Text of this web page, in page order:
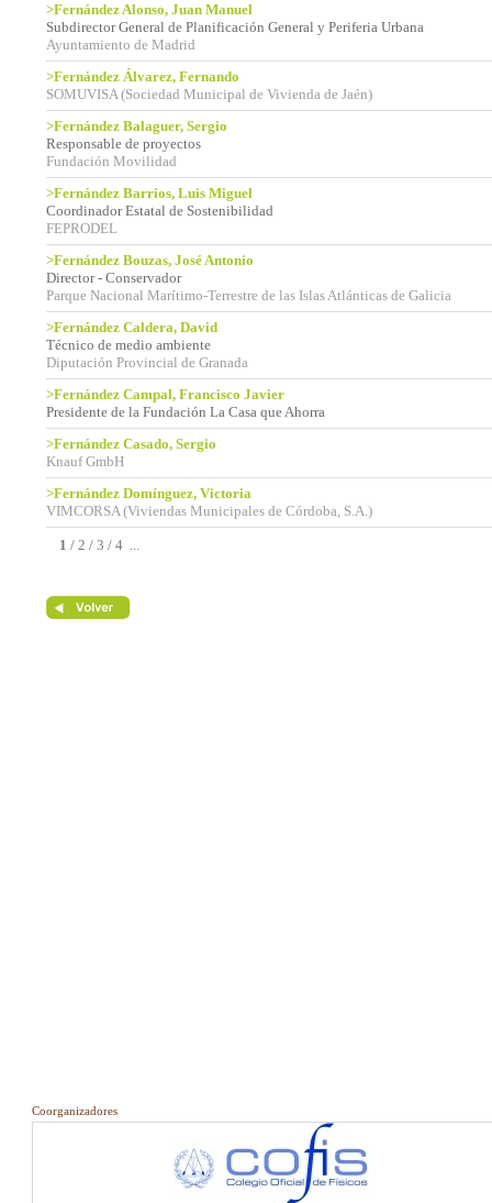
>Fernández Alonso, Juan Manuel
Subdirector General de Planificación General y Periferia Urbana
Ayuntamiento de Madrid
>Fernández Álvarez, Fernando
SOMUVISA (Sociedad Municipal de Vivienda de Jaén)
>Fernández Balaguer, Sergio
Responsable de proyectos
Fundación Movilidad
>Fernández Barrios, Luis Miguel
Coordinador Estatal de Sostenibilidad
FEPRODEL
>Fernández Bouzas, José Antonio
Director - Conservador
Parque Nacional Marítimo-Terrestre de las Islas Atlánticas de Galicia
>Fernández Caldera, David
Técnico de medio ambiente
Diputación Provincial de Granada
>Fernández Campal, Francisco Javier
Presidente de la Fundación La Casa que Ahorra
>Fernández Casado, Sergio
Knauf GmbH
>Fernández Domínguez, Victoria
VIMCORSA (Viviendas Municipales de Córdoba, S.A.)
1 / 2 / 3 / 4 ...
Coorganizadores